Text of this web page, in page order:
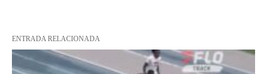
ENTRADA RELACIONADA